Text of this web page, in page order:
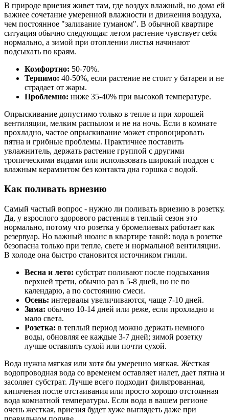
В природе вриезия живет там, где воздух влажный, но дома ей
важнее сочетание умеренной влажности и движения воздуха,
чем постоянное "заливание туманом". В обычной квартире
ситуация обычно следующая: летом растение чувствует себя
нормально, а зимой при отоплении листья начинают
подсыхать по краям.
Комфортно: 50-70%.
Терпимо: 40-50%, если растение не стоит у батареи и не
страдает от жары.
Проблемно: ниже 35-40% при высокой температуре.
Опрыскивание допустимо только в тепле и при хорошей
вентиляции, мелким распылом и не на ночь. Если в комнате
прохладно, частое опрыскивание может спровоцировать
пятна и грибные проблемы. Практичнее поставить
увлажнитель, держать растение группой с другими
тропическими видами или использовать широкий поддон с
влажным керамзитом без контакта дна горшка с водой.
Как поливать вриезию
Самый частый вопрос - нужно ли поливать вриезию в розетку.
Да, у взрослого здорового растения в теплый сезон это
нормально, потому что розетка у бромелиевых работает как
резервуар. Но важный нюанс в квартире такой: вода в розетке
безопасна только при тепле, свете и нормальной вентиляции.
В холоде она быстро становится источником гнили.
Весна и лето: субстрат поливают после подсыхания
верхней трети, обычно раз в 5-8 дней, но не по
календарю, а по состоянию смеси.
Осень: интервалы увеличиваются, чаще 7-10 дней.
Зима: обычно 10-14 дней или реже, если прохладно и
мало света.
Розетка: в теплый период можно держать немного
воды, обновляя ее каждые 3-7 дней; зимой розетку
лучше оставлять сухой или почти сухой.
Вода нужна мягкая или хотя бы умеренно мягкая. Жесткая
водопроводная вода со временем оставляет налет, дает пятна и
засоляет субстрат. Лучше всего подходит фильтрованная,
кипяченая после отстаивания или просто хорошо отстоянная
вода комнатной температуры. Если вода в вашем регионе
очень жесткая, вриезия будет хуже выглядеть даже при